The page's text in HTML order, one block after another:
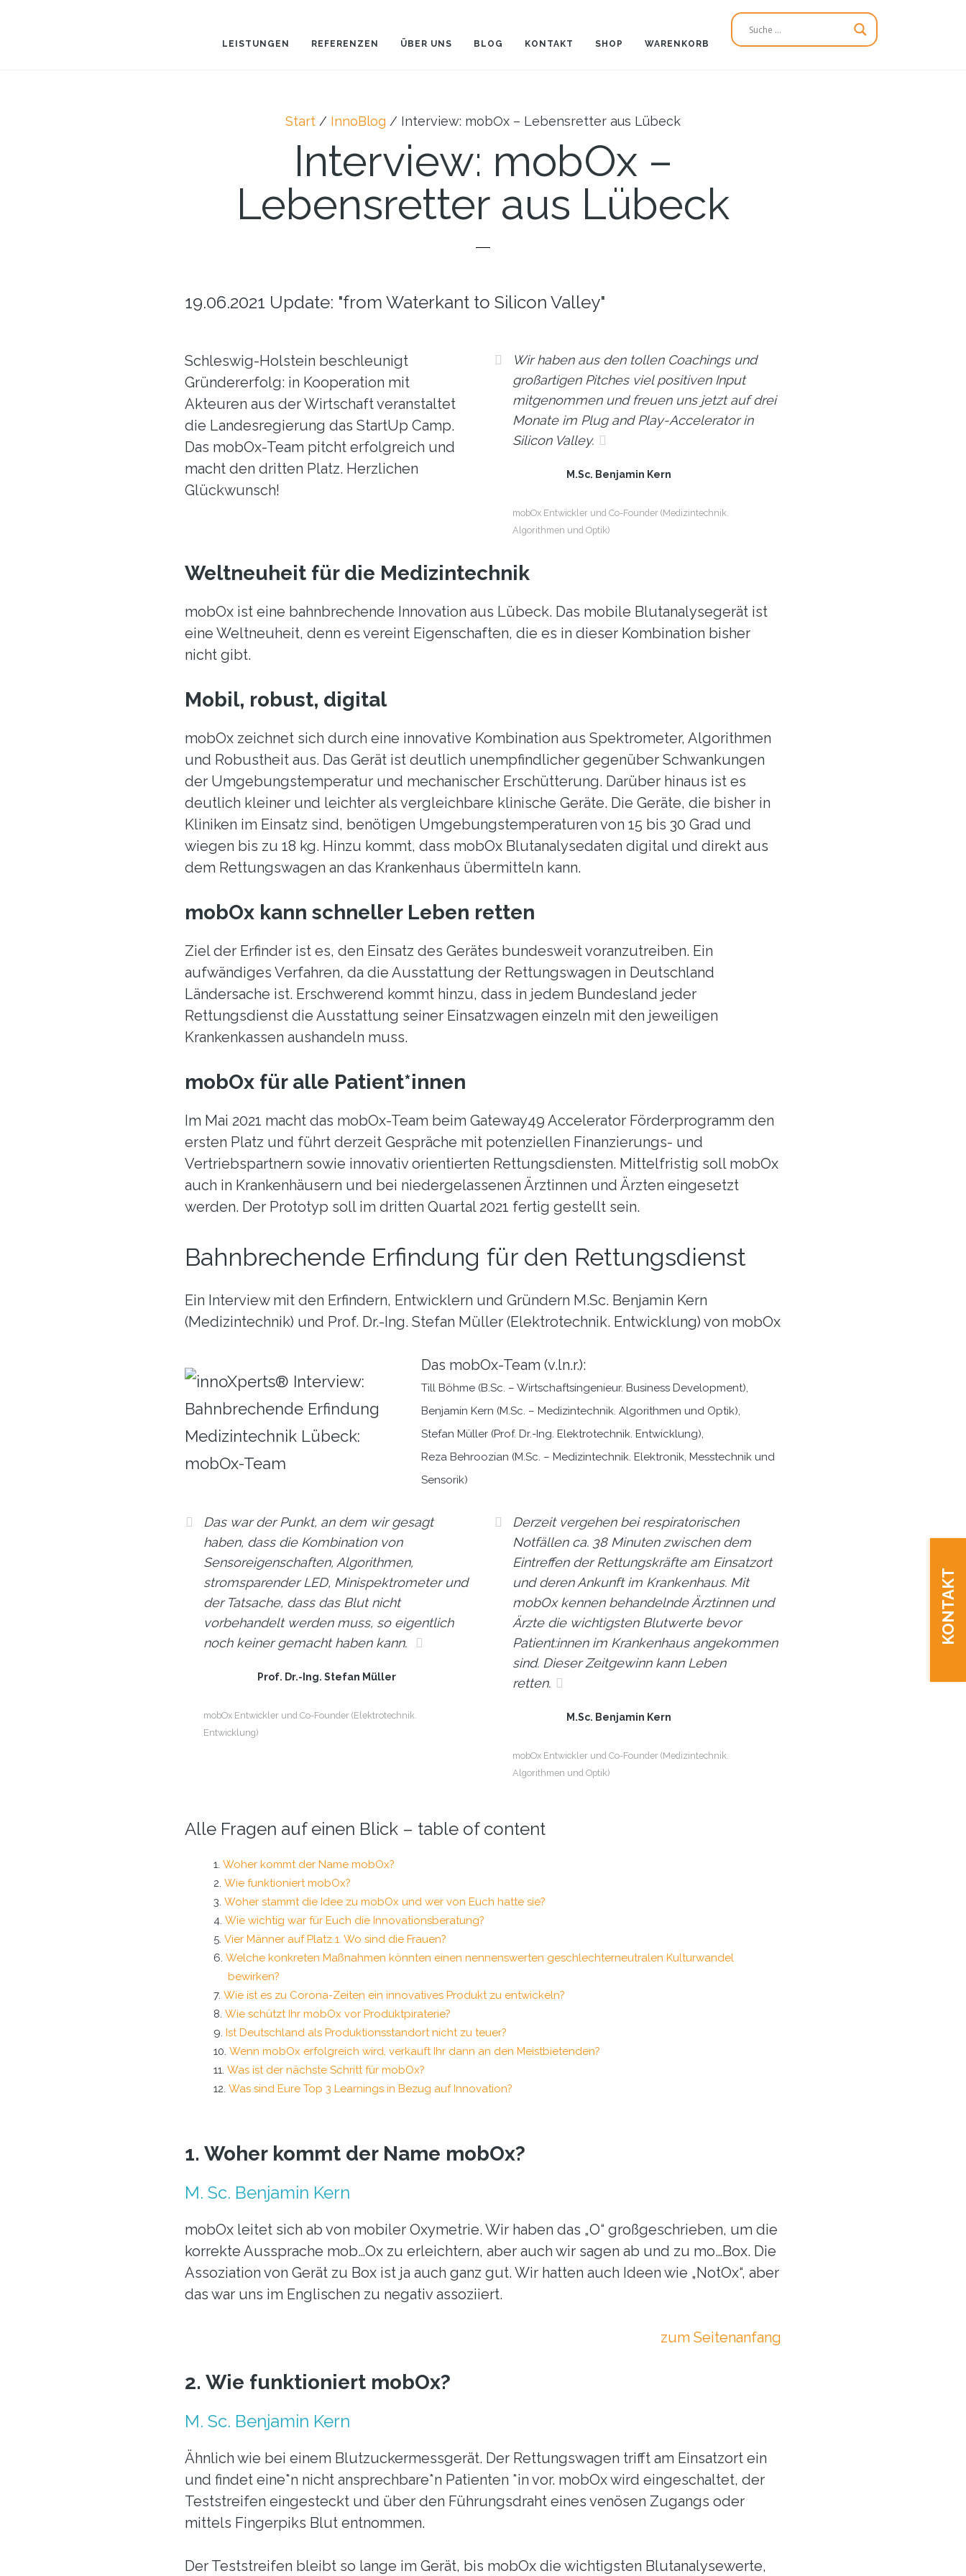
KONTAKT
LEISTUNGEN REFERENZEN ÜBER UNS BLOG KONTAKT SHOP WARENKORB
Start / InnoBlog / Interview: mobOx – Lebensretter aus Lübeck
Interview: mobOx –
Lebensretter aus Lübeck
19.06.2021 Update: "from Waterkant to Silicon Valley"
Schleswig-Holstein beschleunigt
Gründererfolg: in Kooperation mit
Akteuren aus der Wirtschaft veranstaltet
die Landesregierung das StartUp Camp.
Das mobOx-Team pitcht erfolgreich und
macht den dritten Platz. Herzlichen
Glückwunsch!
Wir haben aus den tollen Coachings und
großartigen Pitches viel positiven Input
mitgenommen und freuen uns jetzt auf drei
Monate im Plug and Play-Accelerator in
Silicon Valley.
M.Sc. Benjamin Kern
mobOx Entwickler und Co-Founder (Medizintechnik.
Algorithmen und Optik)
Weltneuheit für die Medizintechnik
mobOx ist eine bahnbrechende Innovation aus Lübeck. Das mobile Blutanalysegerät ist
eine Weltneuheit, denn es vereint Eigenschaften, die es in dieser Kombination bisher
nicht gibt.
Mobil, robust, digital
mobOx zeichnet sich durch eine innovative Kombination aus Spektrometer, Algorithmen
und Robustheit aus. Das Gerät ist deutlich unempfindlicher gegenüber Schwankungen
der Umgebungstemperatur und mechanischer Erschütterung. Darüber hinaus ist es
deutlich kleiner und leichter als vergleichbare klinische Geräte. Die Geräte, die bisher in
Kliniken im Einsatz sind, benötigen Umgebungstemperaturen von 15 bis 30 Grad und
wiegen bis zu 18 kg. Hinzu kommt, dass mobOx Blutanalysedaten digital und direkt aus
dem Rettungswagen an das Krankenhaus übermitteln kann.
mobOx kann schneller Leben retten
Ziel der Erfinder ist es, den Einsatz des Gerätes bundesweit voranzutreiben. Ein
aufwändiges Verfahren, da die Ausstattung der Rettungswagen in Deutschland
Ländersache ist. Erschwerend kommt hinzu, dass in jedem Bundesland jeder
Rettungsdienst die Ausstattung seiner Einsatzwagen einzeln mit den jeweiligen
Krankenkassen aushandeln muss.
mobOx für alle Patient*innen
Im Mai 2021 macht das mobOx-Team beim Gateway49 Accelerator Förderprogramm den
ersten Platz und führt derzeit Gespräche mit potenziellen Finanzierungs- und
Vertriebspartnern sowie innovativ orientierten Rettungsdiensten. Mittelfristig soll mobOx
auch in Krankenhäusern und bei niedergelassenen Ärztinnen und Ärzten eingesetzt
werden. Der Prototyp soll im dritten Quartal 2021 fertig gestellt sein.
Bahnbrechende Erfindung für den Rettungsdienst
Ein Interview mit den Erfindern, Entwicklern und Gründern M.Sc. Benjamin Kern
(Medizintechnik) und Prof. Dr.-Ing. Stefan Müller (Elektrotechnik. Entwicklung) von mobOx
Das mobOx-Team (v.ln.r.):
Till Böhme (B.Sc. – Wirtschaftsingenieur. Business Development),
Benjamin Kern (M.Sc. – Medizintechnik. Algorithmen und Optik),
Stefan Müller (Prof. Dr.-Ing. Elektrotechnik. Entwicklung),
Reza Behroozian (M.Sc. – Medizintechnik. Elektronik, Messtechnik und
Sensorik)
Das war der Punkt, an dem wir gesagt
haben, dass die Kombination von
Sensoreigenschaften, Algorithmen,
stromsparender LED, Minispektrometer und
der Tatsache, dass das Blut nicht
vorbehandelt werden muss, so eigentlich
noch keiner gemacht haben kann.
Prof. Dr.-Ing. Stefan Müller
mobOx Entwickler und Co-Founder (Elektrotechnik.
Entwicklung)
Derzeit vergehen bei respiratorischen
Notfällen ca. 38 Minuten zwischen dem
Eintreffen der Rettungskräfte am Einsatzort
und deren Ankunft im Krankenhaus. Mit
mobOx kennen behandelnde Ärztinnen und
Ärzte die wichtigsten Blutwerte bevor
Patient:innen im Krankenhaus angekommen
sind. Dieser Zeitgewinn kann Leben
retten.
M.Sc. Benjamin Kern
mobOx Entwickler und Co-Founder (Medizintechnik.
Algorithmen und Optik)
Alle Fragen auf einen Blick – table of content
Woher kommt der Name mobOx?
Wie funktioniert mobOx?
Woher stammt die Idee zu mobOx und wer von Euch hatte sie?
Wie wichtig war für Euch die Innovationsberatung?
Vier Männer auf Platz 1. Wo sind die Frauen?
Welche konkreten Maßnahmen könnten einen nennenswerten geschlechterneutralen Kulturwandel
bewirken?
Wie ist es zu Corona-Zeiten ein innovatives Produkt zu entwickeln?
Wie schützt Ihr mobOx vor Produktpiraterie?
Ist Deutschland als Produktionsstandort nicht zu teuer?
Wenn mobOx erfolgreich wird, verkauft Ihr dann an den Meistbietenden?
Was ist der nächste Schritt für mobOx?
Was sind Eure Top 3 Learnings in Bezug auf Innovation?
1. Woher kommt der Name mobOx?
M. Sc. Benjamin Kern
mobOx leitet sich ab von mobiler Oxymetrie. Wir haben das „O“ großgeschrieben, um die
korrekte Aussprache mob…Ox zu erleichtern, aber auch wir sagen ab und zu mo…Box. Die
Assoziation von Gerät zu Box ist ja auch ganz gut. Wir hatten auch Ideen wie „NotOx“, aber
das war uns im Englischen zu negativ assoziiert.
zum Seitenanfang
2. Wie funktioniert mobOx?
M. Sc. Benjamin Kern
Ähnlich wie bei einem Blutzuckermessgerät. Der Rettungswagen trifft am Einsatzort ein
und findet eine*n nicht ansprechbare*n Patienten *in vor. mobOx wird eingeschaltet, der
Teststreifen eingesteckt und über den Führungsdraht eines venösen Zugangs oder
mittels Fingerpiks Blut entnommen.
Der Teststreifen bleibt so lange im Gerät, bis mobOx die wichtigsten Blutanalysewerte,